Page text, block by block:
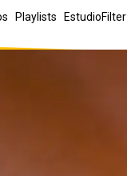
Playlists EstudioFilter